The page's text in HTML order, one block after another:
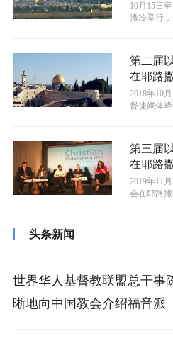
10月15日
撒冷举行
第二届
在耶路
2018年10
督徒媒体
第三届
在耶路
2019年11
会在耶路
头条新闻
世界华人基督教联盟总干事
晰地向中国教会介绍福音派